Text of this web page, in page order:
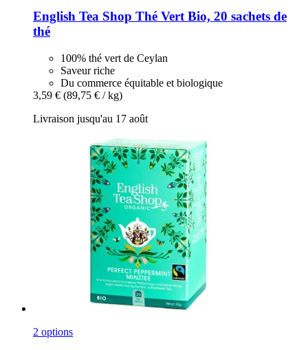
English Tea Shop Thé Vert Bio, 20 sachets de
thé
100% thé vert de Ceylan
Saveur riche
Du commerce équitable et biologique
3,59 € (89,75 € / kg)
Livraison jusqu'au 17 août
2 options